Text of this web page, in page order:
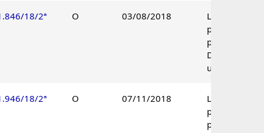
18/2ª O 03/08/2018
Lançamento
parcialmente
procedente.
Decisão
unânime.
18/2ª O 07/11/2018
Lançamento
parcialmente
procedente.